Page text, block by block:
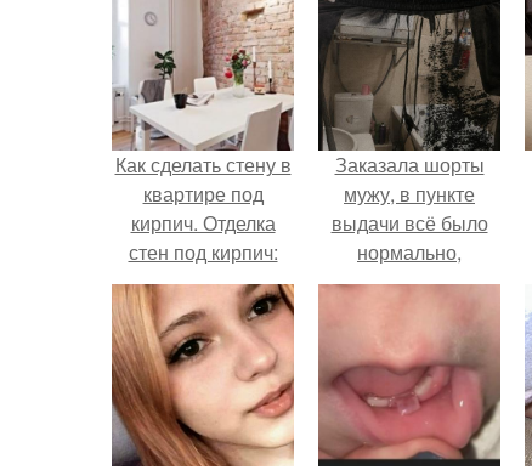
Как сделать стену в
квартире под
кирпич. Отделка
стен под кирпич:
стилистика
помещения и
дизайн
Заказала шорты
мужу, в пункте
выдачи всё было
нормально,
примерил все
предвещало беды.